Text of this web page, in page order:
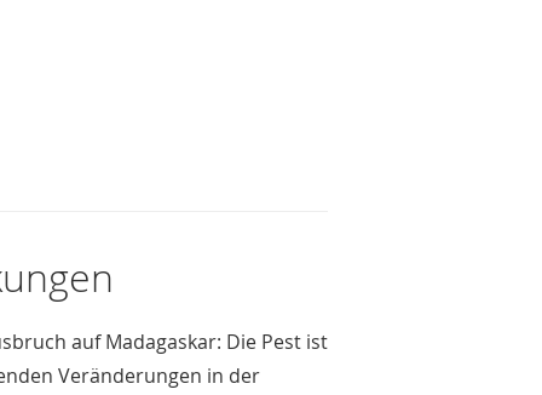
auf Madagaskar: Die Pest ist
Veränderungen in der